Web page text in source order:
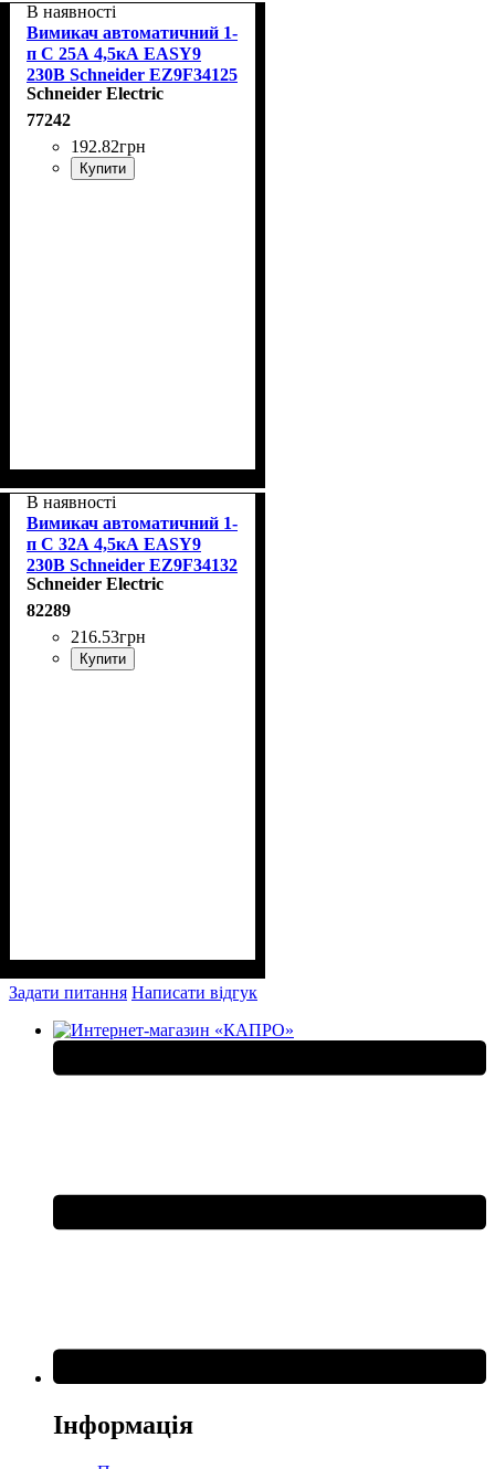
В наявності
Вимикач автоматичний 1-
п С 25А 4,5кА EASY9
230В Schneider EZ9F34125
Schneider Electric
77242
192.82грн
Купити
В наявності
Вимикач автоматичний 1-
п С 32А 4,5кА EASY9
230В Schneider EZ9F34132
Schneider Electric
82289
216.53грн
Купити
Задати питання Написати відгук
Інформація